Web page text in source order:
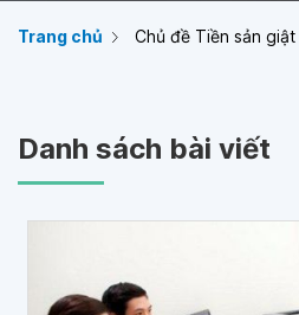
Trang chủ Chủ đề Tiền sản giật
Danh sách bài viết